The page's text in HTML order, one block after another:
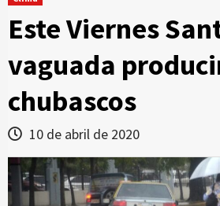
Este Viernes
vaguada
chubascos
10 de abril de 2020